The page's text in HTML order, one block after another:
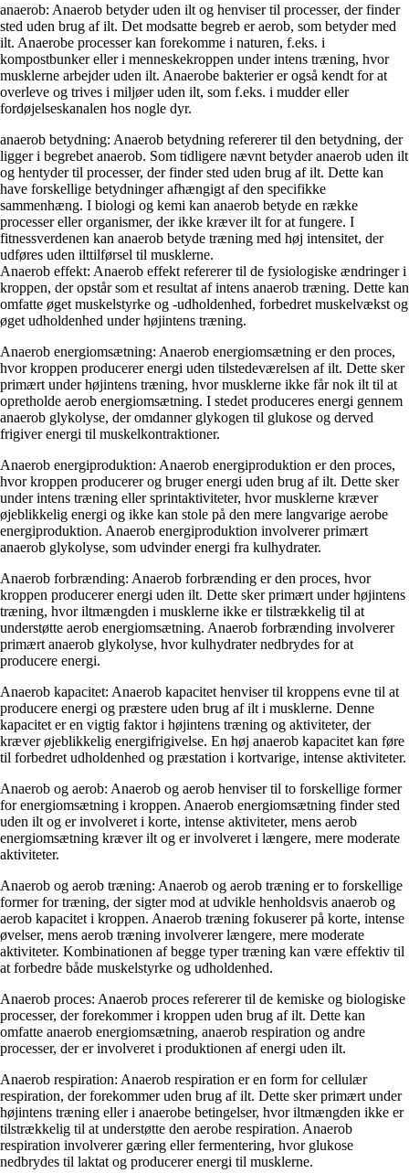
anaerob: Anaerob betyder uden ilt og henviser til processer, der finder
sted uden brug af ilt. Det modsatte begreb er aerob, som betyder med
ilt. Anaerobe processer kan forekomme i naturen, f.eks. i
kompostbunker eller i menneskekroppen under intens træning, hvor
musklerne arbejder uden ilt. Anaerobe bakterier er også kendt for at
overleve og trives i miljøer uden ilt, som f.eks. i mudder eller
fordøjelseskanalen hos nogle dyr.
anaerob betydning: Anaerob betydning refererer til den betydning, der
ligger i begrebet anaerob. Som tidligere nævnt betyder anaerob uden ilt
og hentyder til processer, der finder sted uden brug af ilt. Dette kan
have forskellige betydninger afhængigt af den specifikke
sammenhæng. I biologi og kemi kan anaerob betyde en række
processer eller organismer, der ikke kræver ilt for at fungere. I
fitnessverdenen kan anaerob betyde træning med høj intensitet, der
udføres uden ilttilførsel til musklerne.
Anaerob effekt: Anaerob effekt refererer til de fysiologiske ændringer i
kroppen, der opstår som et resultat af intens anaerob træning. Dette kan
omfatte øget muskelstyrke og -udholdenhed, forbedret muskelvækst og
øget udholdenhed under højintens træning.
Anaerob energiomsætning: Anaerob energiomsætning er den proces,
hvor kroppen producerer energi uden tilstedeværelsen af ilt. Dette sker
primært under højintens træning, hvor musklerne ikke får nok ilt til at
opretholde aerob energiomsætning. I stedet produceres energi gennem
anaerob glykolyse, der omdanner glykogen til glukose og derved
frigiver energi til muskelkontraktioner.
Anaerob energiproduktion: Anaerob energiproduktion er den proces,
hvor kroppen producerer og bruger energi uden brug af ilt. Dette sker
under intens træning eller sprintaktiviteter, hvor musklerne kræver
øjeblikkelig energi og ikke kan stole på den mere langvarige aerobe
energiproduktion. Anaerob energiproduktion involverer primært
anaerob glykolyse, som udvinder energi fra kulhydrater.
Anaerob forbrænding: Anaerob forbrænding er den proces, hvor
kroppen producerer energi uden ilt. Dette sker primært under højintens
træning, hvor iltmængden i musklerne ikke er tilstrækkelig til at
understøtte aerob energiomsætning. Anaerob forbrænding involverer
primært anaerob glykolyse, hvor kulhydrater nedbrydes for at
producere energi.
Anaerob kapacitet: Anaerob kapacitet henviser til kroppens evne til at
producere energi og præstere uden brug af ilt i musklerne. Denne
kapacitet er en vigtig faktor i højintens træning og aktiviteter, der
kræver øjeblikkelig energifrigivelse. En høj anaerob kapacitet kan føre
til forbedret udholdenhed og præstation i kortvarige, intense aktiviteter.
Anaerob og aerob: Anaerob og aerob henviser til to forskellige former
for energiomsætning i kroppen. Anaerob energiomsætning finder sted
uden ilt og er involveret i korte, intense aktiviteter, mens aerob
energiomsætning kræver ilt og er involveret i længere, mere moderate
aktiviteter.
Anaerob og aerob træning: Anaerob og aerob træning er to forskellige
former for træning, der sigter mod at udvikle henholdsvis anaerob og
aerob kapacitet i kroppen. Anaerob træning fokuserer på korte, intense
øvelser, mens aerob træning involverer længere, mere moderate
aktiviteter. Kombinationen af begge typer træning kan være effektiv til
at forbedre både muskelstyrke og udholdenhed.
Anaerob proces: Anaerob proces refererer til de kemiske og biologiske
processer, der forekommer i kroppen uden brug af ilt. Dette kan
omfatte anaerob energiomsætning, anaerob respiration og andre
processer, der er involveret i produktionen af energi uden ilt.
Anaerob respiration: Anaerob respiration er en form for cellulær
respiration, der forekommer uden brug af ilt. Dette sker primært under
højintens træning eller i anaerobe betingelser, hvor iltmængden ikke er
tilstrækkelig til at understøtte den aerobe respiration. Anaerob
respiration involverer gæring eller fermentering, hvor glukose
nedbrydes til laktat og producerer energi til musklerne.